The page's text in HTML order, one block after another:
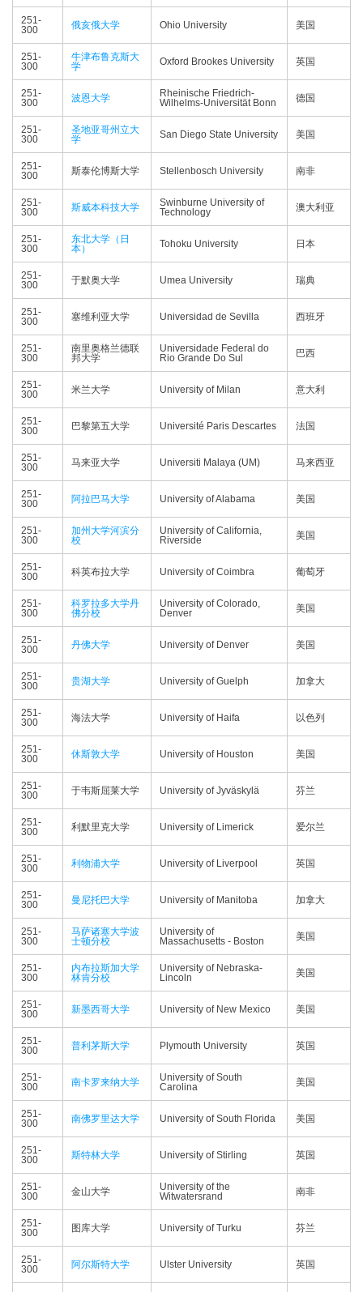
251-
300
俄亥俄大学 Ohio University 美国
251-
300
牛津布鲁克斯大
学
Oxford Brookes University 英国
251-
300
波恩大学
Rheinische Friedrich-
Wilhelms-Universität Bonn
德国
251-
300
圣地亚哥州立大
学
San Diego State University 美国
251-
300
斯泰伦博斯大学 Stellenbosch University 南非
251-
300
斯威本科技大学
Swinburne University of
Technology
澳大利亚
251-
300
东北大学（日
本）
Tohoku University 日本
251-
300
于默奥大学 Umea University 瑞典
251-
300
塞维利亚大学 Universidad de Sevilla 西班牙
251-
300
南里奥格兰德联
邦大学
Universidade Federal do
Rio Grande Do Sul
巴西
251-
300
米兰大学 University of Milan 意大利
251-
300
巴黎第五大学 Université Paris Descartes 法国
251-
300
马来亚大学 Universiti Malaya (UM) 马来西亚
251-
300
阿拉巴马大学 University of Alabama 美国
251-
300
加州大学河滨分
校
University of California,
Riverside
美国
251-
300
科英布拉大学 University of Coimbra 葡萄牙
251-
300
科罗拉多大学丹
佛分校
University of Colorado,
Denver
美国
251-
300
丹佛大学 University of Denver 美国
251-
300
贵湖大学 University of Guelph 加拿大
251-
300
海法大学 University of Haifa 以色列
251-
300
休斯敦大学 University of Houston 美国
251-
300
于韦斯屈莱大学 University of Jyväskylä 芬兰
251-
300
利默里克大学 University of Limerick 爱尔兰
251-
300
利物浦大学 University of Liverpool 英国
251-
300
曼尼托巴大学 University of Manitoba 加拿大
251-
300
马萨诸塞大学波
士顿分校
University of
Massachusetts - Boston
美国
251-
300
内布拉斯加大学
林肯分校
University of Nebraska-
Lincoln
美国
251-
300
新墨西哥大学 University of New Mexico 美国
251-
300
普利茅斯大学 Plymouth University 英国
251-
300
南卡罗来纳大学
University of South
Carolina
美国
251-
300
南佛罗里达大学 University of South Florida 美国
251-
300
斯特林大学 University of Stirling 英国
251-
300
金山大学
University of the
Witwatersrand
南非
251-
300
图库大学 University of Turku 芬兰
251-
300
阿尔斯特大学 Ulster University 英国